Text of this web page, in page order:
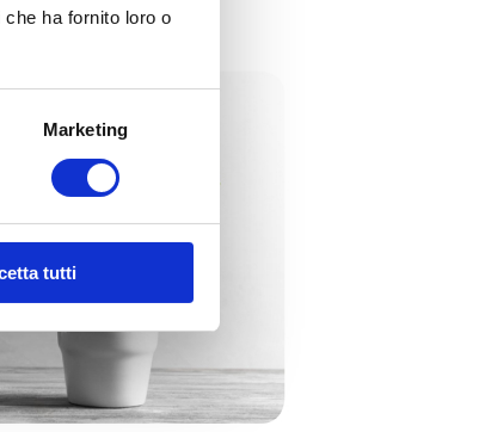
ha fornito loro o
Marketing
tutti